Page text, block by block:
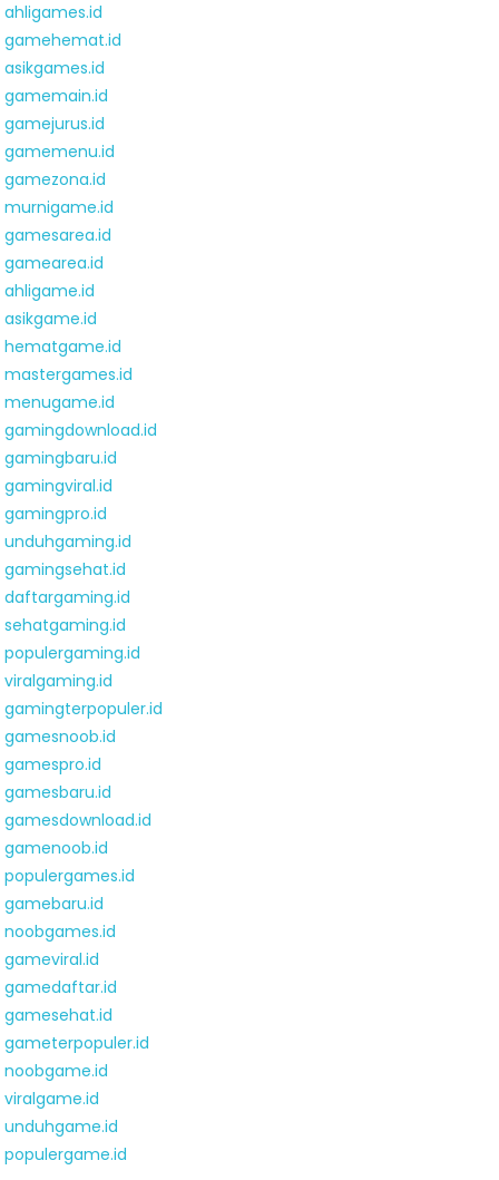
ahligames.id
gamehemat.id
asikgames.id
gamemain.id
gamejurus.id
gamemenu.id
gamezona.id
murnigame.id
gamesarea.id
gamearea.id
ahligame.id
asikgame.id
hematgame.id
mastergames.id
menugame.id
gamingdownload.id
gamingbaru.id
gamingviral.id
gamingpro.id
unduhgaming.id
gamingsehat.id
daftargaming.id
sehatgaming.id
populergaming.id
viralgaming.id
gamingterpopuler.id
gamesnoob.id
gamespro.id
gamesbaru.id
gamesdownload.id
gamenoob.id
populergames.id
gamebaru.id
noobgames.id
gameviral.id
gamedaftar.id
gamesehat.id
gameterpopuler.id
noobgame.id
viralgame.id
unduhgame.id
populergame.id